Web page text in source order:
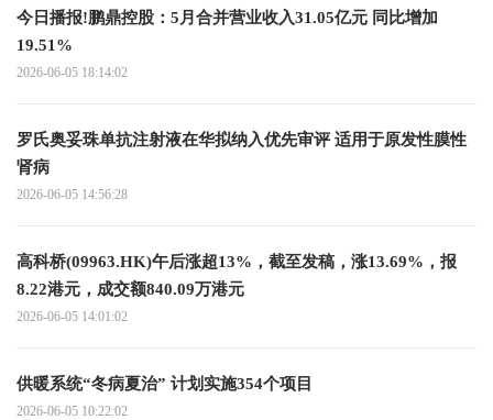
今日播报!鹏鼎控股：5月合并营业收入31.05亿元 同比增加
19.51%
2026-06-05 18:14:02
罗氏奥妥珠单抗注射液在华拟纳入优先审评 适用于原发性膜性
肾病
2026-06-05 14:56:28
高科桥(09963.HK)午后涨超13%，截至发稿，涨13.69%，报
8.22港元，成交额840.09万港元
2026-06-05 14:01:02
供暖系统“冬病夏治” 计划实施354个项目
2026-06-05 10:22:02